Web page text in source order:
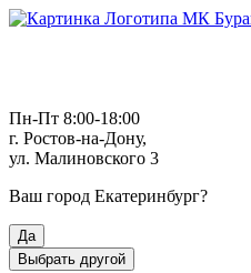
Пн-Пт 8:00-18:00
г. Ростов-на-Дону,
ул. Малиновского 3
Ваш город Екатеринбург?
Да
Выбрать другой